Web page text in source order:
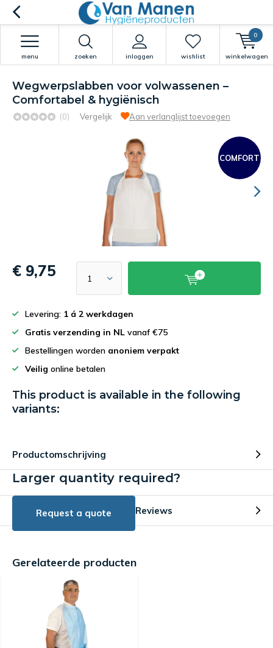
zoeken inloggen
menu wishlist winkelwagen
0
Wegwerpslabben voor volwassenen –
Comfortabel & hygiënisch
(0) Vergelijk Aan verlanglijst toevoegen
COMFORT
€ 9,75
Levering: 1 á 2 werkdagen
Gratis verzending in NL vanaf €75
Bestellingen worden anoniem verpakt
Veilig online betalen
This product is available in the following
variants:
Productomschrijving
Larger quantity required?
Request a quote Reviews
Gerelateerde producten